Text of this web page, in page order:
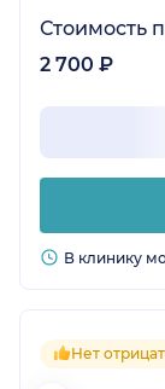
Стоимость
2 700 ₽
В клинику
Нет